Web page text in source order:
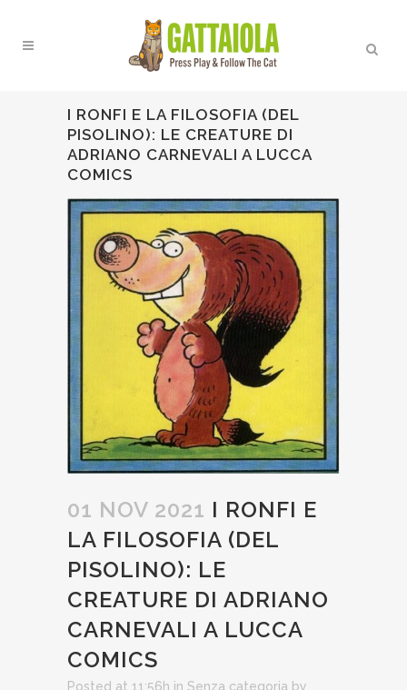
I RONFI E LA FILOSOFIA (DEL
PISOLINO): LE CREATURE DI
ADRIANO CARNEVALI A LUCCA
COMICS
01 NOV 2021 I RONFI E
LA FILOSOFIA (DEL
PISOLINO): LE
CREATURE DI ADRIANO
CARNEVALI A LUCCA
COMICS
Posted at 11:56h in Senza categoria by